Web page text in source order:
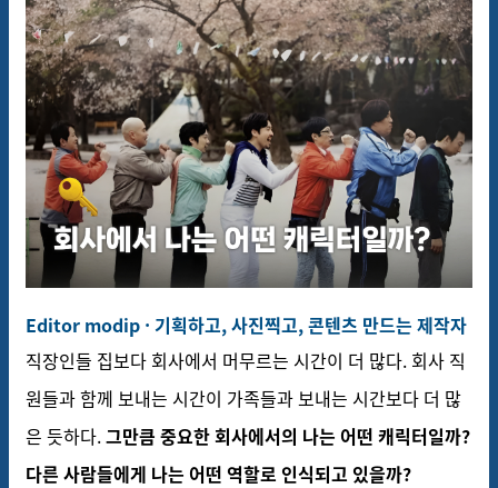
Editor modip · 기획하고, 사진찍고, 콘텐츠 만드는 제작자
직장인들 집보다 회사에서 머무르는 시간이 더 많다. 회사 직
원들과 함께 보내는 시간이 가족들과 보내는 시간보다 더 많
은 듯하다.그만큼 중요한 회사에서의 나는 어떤 캐릭터일까?
다른 사람들에게 나는 어떤 역할로 인식되고 있을까?